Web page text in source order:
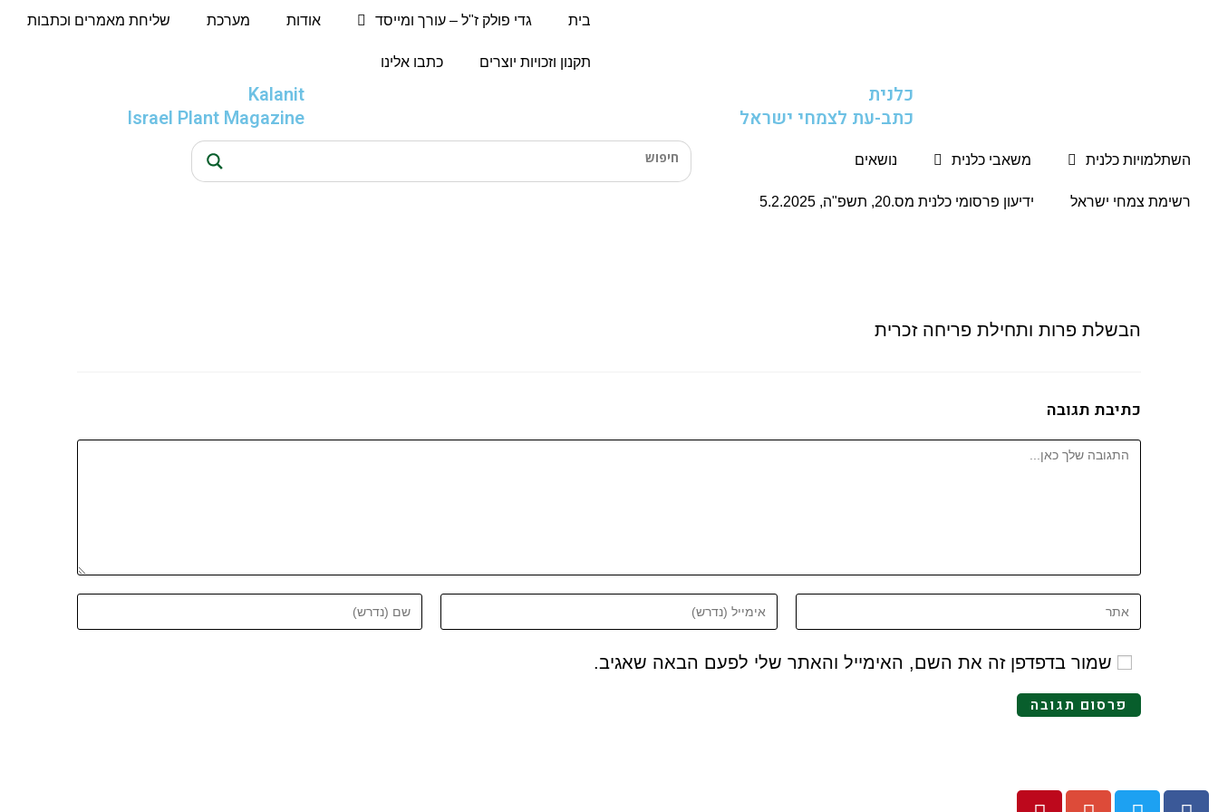
בית גדי פולק ז"ל – עורך ומייסד אודות מערכת שליחת מאמרים וכתבות
תקנון וזכויות יוצרים כתבו אלינו
כלנית
כתב-עת לצמחי ישראל
Kalanit
Israel Plant Magazine
השתלמויות כלנית משאבי כלנית נושאים
רשימת צמחי ישראל ידיעון פרסומי כלנית מס.20, תשפ"ה, 5.2.2025
הבשלת פרות ותחילת פריחה זכרית
כתיבת תגובה
שמור בדפדפן זה את השם, האימייל והאתר שלי לפעם הבאה שאגיב.